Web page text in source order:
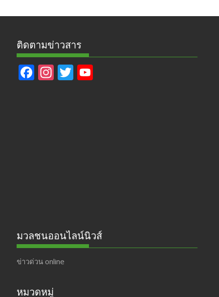
ติดตามข่าวสาร
F In T
มวลชนออนไลน์นิวส์
ข่าวด่วน online
หมวดหมู่